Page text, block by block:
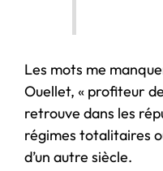
Les mots me
Ouellet, « profiteur
retrouve dans les
régimes totalitaires
d’un autre siècle.